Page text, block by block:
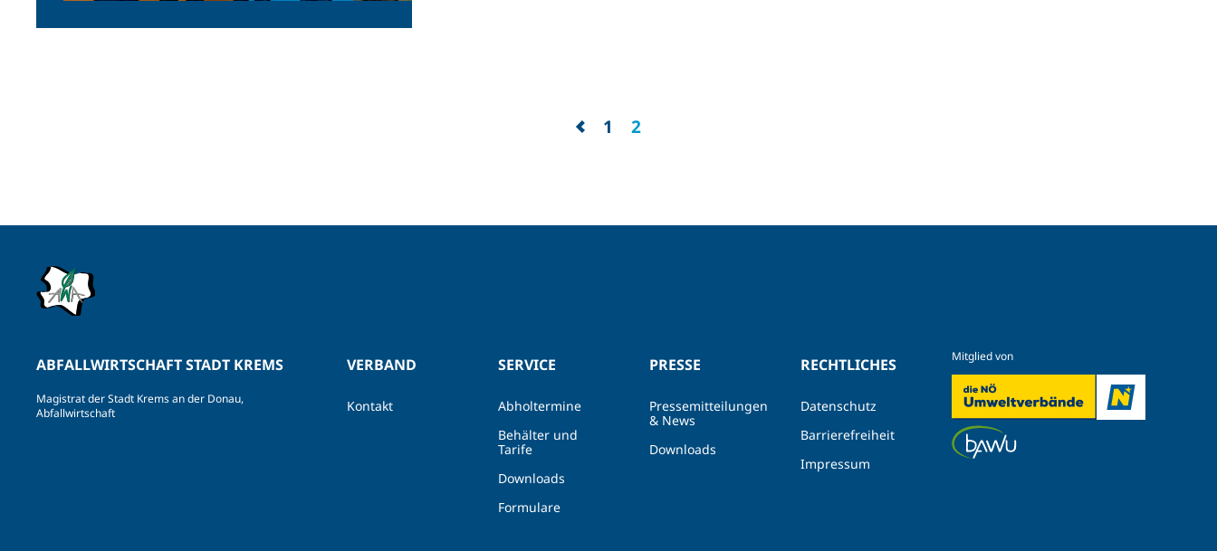
1 2
ABFALLWIRTSCHAFT STADT KREMS
Magistrat der Stadt Krems an der Donau,
Abfallwirtschaft
VERBAND
Kontakt
SERVICE
Abholtermine
Behälter und
Tarife
Downloads
Formulare
PRESSE
Pressemitteilungen
& News
Downloads
RECHTLICHES
Datenschutz
Barrierefreiheit
Impressum